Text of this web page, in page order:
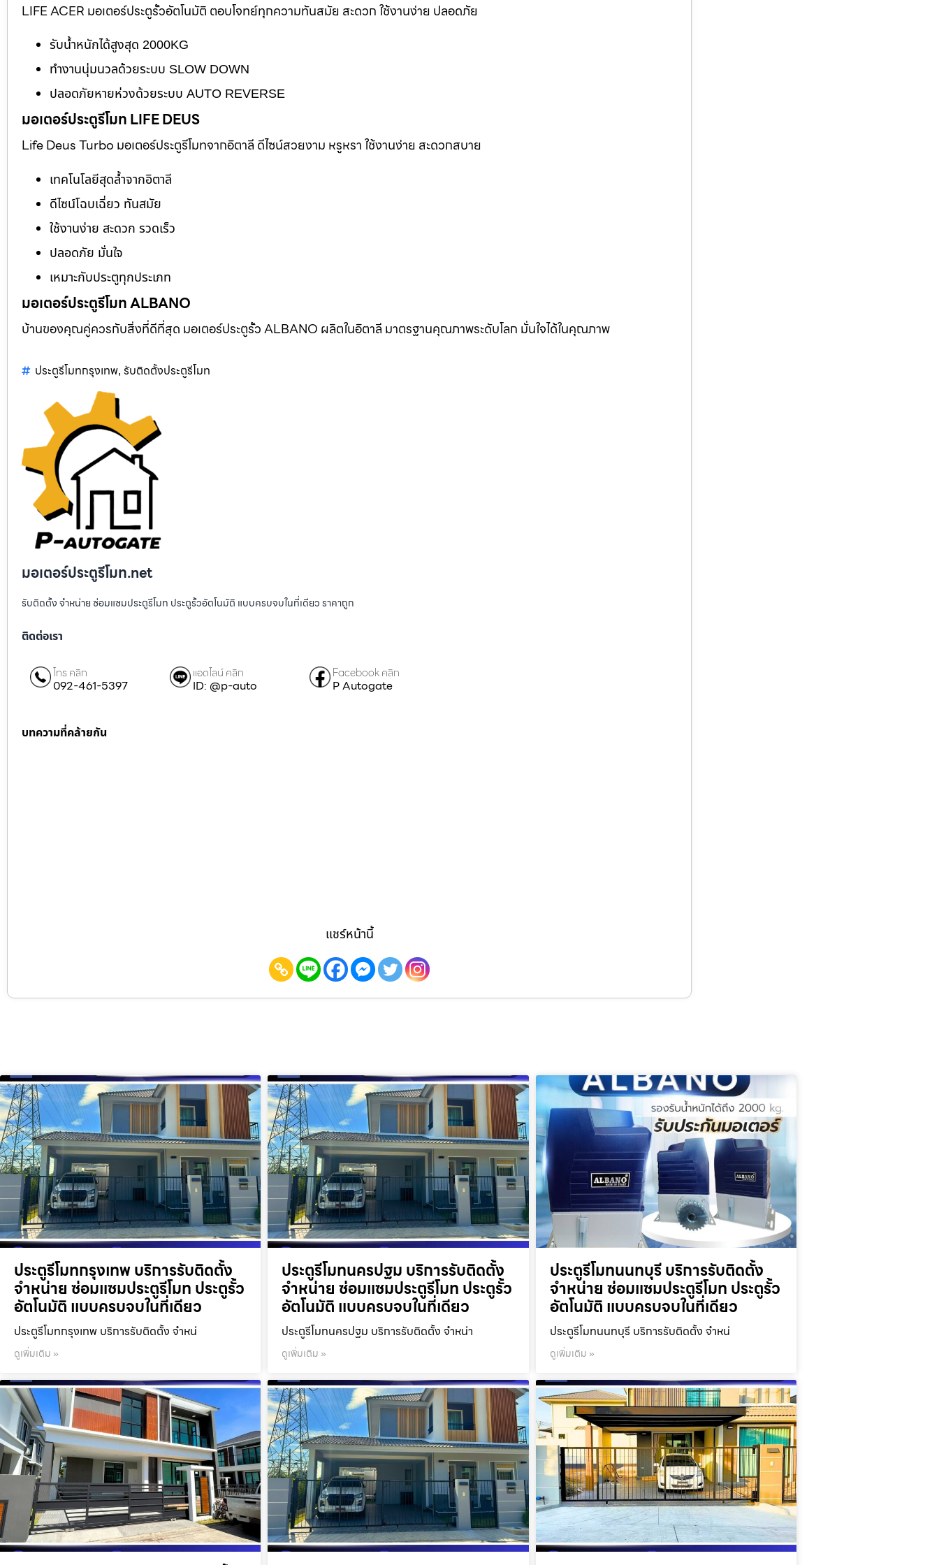
LIFE ACER มอเตอร์ประตูรั้วอัตโนมัติ ตอบโจทย์ทุกความทันสมัย สะดวก ใช้งานง่าย ปลอดภัย
รับน้ำหนักได้สูงสุด 2000KG
ทำงานนุ่มนวลด้วยระบบ SLOW DOWN
ปลอดภัยหายห่วงด้วยระบบ AUTO REVERSE
มอเตอร์ประตูรีโมท LIFE DEUS
Life Deus Turbo มอเตอร์ประตูรีโมทจากอิตาลี ดีไซน์สวยงาม หรูหรา ใช้งานง่าย สะดวกสบาย
เทคโนโลยีสุดล้ำจากอิตาลี
ดีไซน์โฉบเฉี่ยว ทันสมัย
ใช้งานง่าย สะดวก รวดเร็ว
ปลอดภัย มั่นใจ
เหมาะกับประตูทุกประเภท
มอเตอร์ประตูรีโมท ALBANO
บ้านของคุณคู่ควรกับสิ่งที่ดีที่สุด มอเตอร์ประตูรั้ว ALBANO ผลิตในอิตาลี มาตรฐานคุณภาพระดับโลก มั่นใจได้ในคุณภาพ
ประตูรีโมทกรุงเทพ, รับติดตั้งประตูรีโมท
มอเตอร์ประตูรีโมท.net
รับติดตั้ง จำหน่าย ซ่อมแซมประตูรีโมท ประตูรั้วอัตโนมัติ แบบครบจบในที่เดียว ราคาถูก
ติดต่อเรา
โทร คลิก
092-461-5397
แอดไลน์ คลิก
ID: @p-auto
Facebook คลิก
P Autogate
บทความที่คล้ายกัน
แชร์หน้านี้
ประตูรีโมทกรุงเทพ บริการรับติดตั้ง
จำหน่าย ซ่อมแซมประตูรีโมท ประตูรั้ว
อัตโนมัติ แบบครบจบในที่เดียว
ประตูรีโมทกรุงเทพ บริการรับติดตั้ง จำหน่
ดูเพิ่มเติม »
ประตูรีโมทนครปฐม บริการรับติดตั้ง
จำหน่าย ซ่อมแซมประตูรีโมท ประตูรั้ว
อัตโนมัติ แบบครบจบในที่เดียว
ประตูรีโมทนครปฐม บริการรับติดตั้ง จำหน่า
ดูเพิ่มเติม »
ประตูรีโมทนนทบุรี บริการรับติดตั้ง
จำหน่าย ซ่อมแซมประตูรีโมท ประตูรั้ว
อัตโนมัติ แบบครบจบในที่เดียว
ประตูรีโมทนนทบุรี บริการรับติดตั้ง จำหน่
ดูเพิ่มเติม »